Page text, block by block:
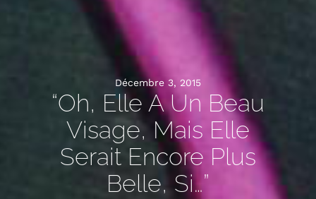
Décembre 3, 2015
“Oh, Elle A Un Beau
Visage, Mais Elle
Serait Encore Plus
Belle, Si…”